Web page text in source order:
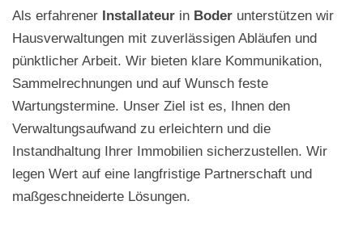
Als erfahrener Installateur in Boder unterstützen wir
Hausverwaltungen mit zuverlässigen Abläufen und
pünktlicher Arbeit. Wir bieten klare Kommunikation,
Sammelrechnungen und auf Wunsch feste
Wartungstermine. Unser Ziel ist es, Ihnen den
Verwaltungsaufwand zu erleichtern und die
Instandhaltung Ihrer Immobilien sicherzustellen. Wir
legen Wert auf eine langfristige Partnerschaft und
maßgeschneiderte Lösungen.